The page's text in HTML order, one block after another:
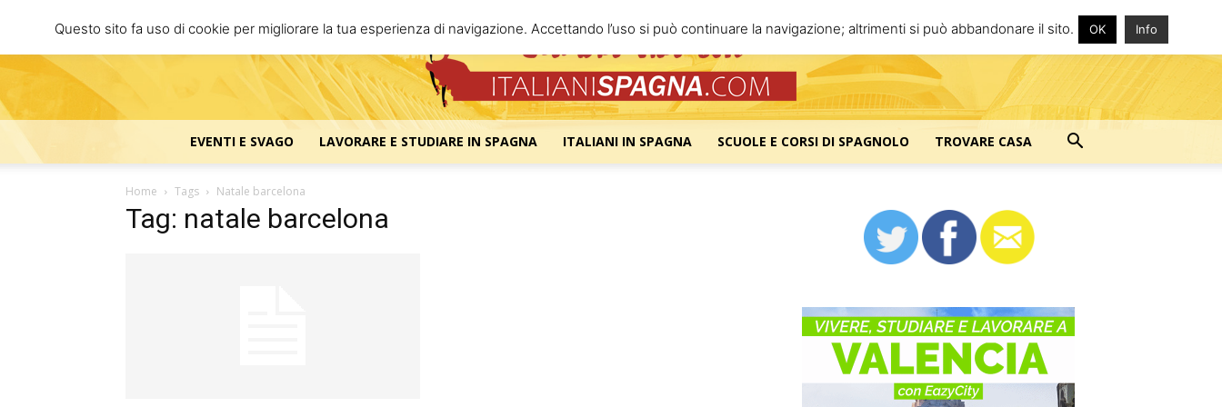
Italiani
EVENTI E SVAGO LAVORARE E STUDIARE IN SPAGNA ITALIANI IN SPAGNA SCUOLE E CORSI DI SPAGNOLO TROVARE CASA
Home Tags Natale barcelona
Tag: natale barcelona
Questo sito fa uso di cookie per migliorare la tua esperienza di navigazione. Accettando l’uso si può continuare la navigazione; altrimenti si può abbandonare il sito. OK Info